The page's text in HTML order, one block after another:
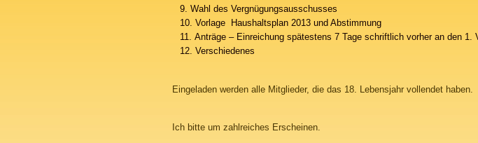
Wahl des Vergnügungsausschusses
Vorlage Haushaltsplan 2013 und Abstimmung
Anträge – Einreichung spätestens 7 Tage schriftlich vorher an den 1.
Verschiedenes
Eingeladen werden alle Mitglieder, die das 18. Lebensjahr vollendet haben.
Ich bitte um zahlreiches Erscheinen.